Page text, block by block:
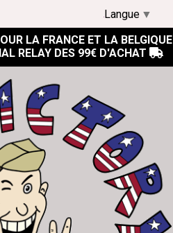
LA FRANCE ET LA BELGIQUE
RELAY DES 99€ D'ACHAT 
Langue ▼